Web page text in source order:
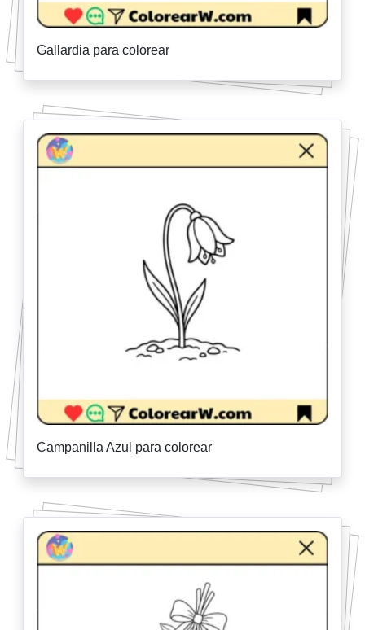
Gallardia para colorear
Campanilla Azul para colorear